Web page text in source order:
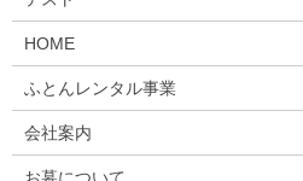
HOME
ふとんレンタル事業
会社案内